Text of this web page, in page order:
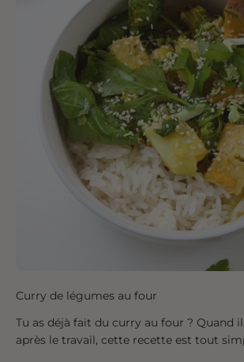
Curry de légumes au four
Tu as déjà fait du curry au four ? Quand
après le travail, cette recette est tout